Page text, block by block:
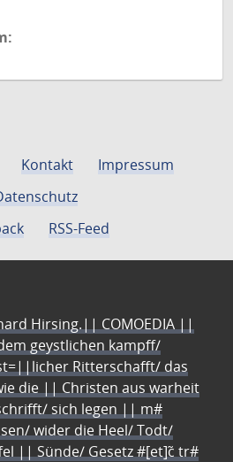
Kontakt
Impressum
RSS-Feed
Hirsing.|| COMOEDIA ||
geystlichen kampff/
Ritterschafft/ das
die || Christen aus warheit
sich legen || m#
wider die Heel/ Todt/
|| Sünde/ Gesetz #[et]c̃ tr#